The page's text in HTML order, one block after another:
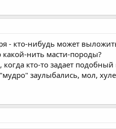
- кто-нибудь может
нить масти-породы?
когда кто-то задает
заулыбались, мол,